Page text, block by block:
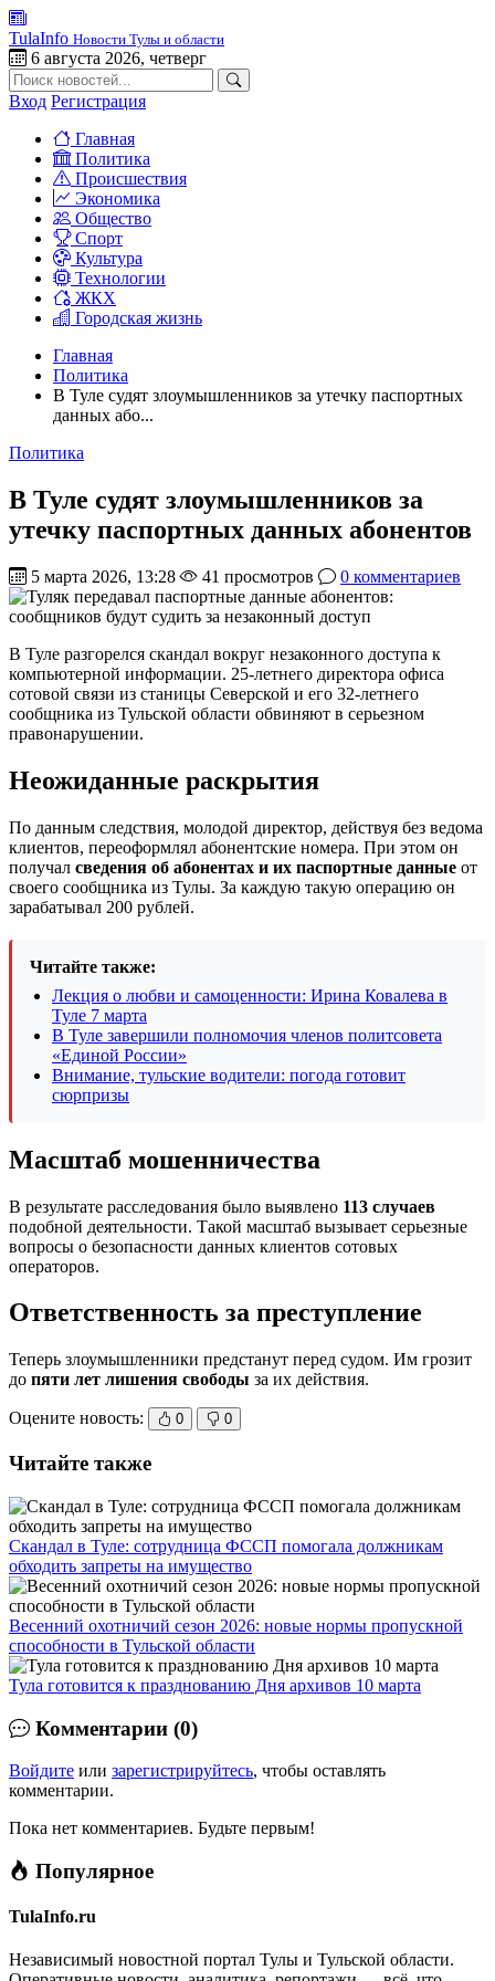
TulaInfo Новости Тулы и области
6 августа 2026, четверг
Вход Регистрация
Главная
Политика
Происшествия
Экономика
Общество
Спорт
Культура
Технологии
ЖКХ
Городская жизнь
Главная
Политика
В Туле судят злоумышленников за утечку паспортных
данных або...
Политика
В Туле судят злоумышленников за
утечку паспортных данных абонентов
5 марта 2026, 13:28 41 просмотров 0 комментариев
В Туле разгорелся скандал вокруг незаконного доступа к
компьютерной информации. 25-летнего директора офиса
сотовой связи из станицы Северской и его 32-летнего
сообщника из Тульской области обвиняют в серьезном
правонарушении.
Неожиданные раскрытия
По данным следствия, молодой директор, действуя без ведома
клиентов, переоформлял абонентские номера. При этом он
получал сведения об абонентах и их паспортные данные от
своего сообщника из Тулы. За каждую такую операцию он
зарабатывал 200 рублей.
Читайте также:
Лекция о любви и самоценности: Ирина Ковалева в
Туле 7 марта
В Туле завершили полномочия членов политсовета
«Единой России»
Внимание, тульские водители: погода готовит
сюрпризы
Масштаб мошенничества
В результате расследования было выявлено 113 случаев
подобной деятельности. Такой масштаб вызывает серьезные
вопросы о безопасности данных клиентов сотовых
операторов.
Ответственность за преступление
Теперь злоумышленники предстанут перед судом. Им грозит
до пяти лет лишения свободы за их действия.
Оцените новость: 0 0
Читайте также
Скандал в Туле: сотрудница ФССП помогала должникам
обходить запреты на имущество
Весенний охотничий сезон 2026: новые нормы пропускной
способности в Тульской области
Тула готовится к празднованию Дня архивов 10 марта
Комментарии (0)
Войдите или зарегистрируйтесь, чтобы оставлять
комментарии.
Пока нет комментариев. Будьте первым!
Популярное
TulaInfo.ru
Независимый новостной портал Тулы и Тульской области.